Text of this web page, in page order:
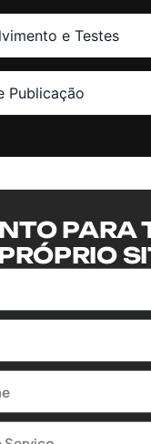
e Testes
Publicação
PARA